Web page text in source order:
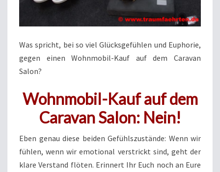
Was spricht, bei so viel Glücksgefühlen und Euphorie,
gegen einen Wohnmobil-Kauf auf dem Caravan
Salon?
Wohnmobil-Kauf auf dem
Caravan Salon: Nein!
Eben genau diese beiden Gefühlszustände: Wenn wir
fühlen, wenn wir emotional verstrickt sind, geht der
klare Verstand flöten. Erinnert Ihr Euch noch an Eure